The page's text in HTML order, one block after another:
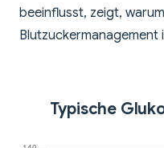
beeinflusst, zeigt,
Blutzuckermanagement
Typische